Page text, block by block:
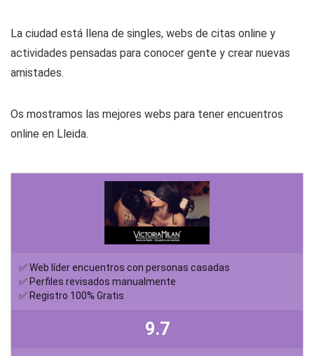
La ciudad está llena de singles, webs de citas online y
actividades pensadas para conocer gente y crear nuevas
amistades.
Os mostramos las mejores webs para tener encuentros
online en Lleida.
✅ Web líder encuentros con personas casadas
✅ Perfiles revisados manualmente
✅ Registro 100% Gratis
9.7